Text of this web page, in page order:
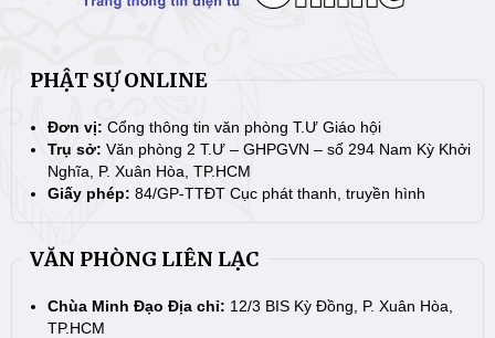
PHẬT SỰ ONLINE
Đơn vị: Cổng thông tin văn phòng T.Ư Giáo hội
Trụ sở: Văn phòng 2 T.Ư – GHPGVN – số 294 Nam Kỳ Khởi
Nghĩa, P. Xuân Hòa, TP.HCM
Giấy phép: 84/GP-TTĐT Cục phát thanh, truyền hình
VĂN PHÒNG LIÊN LẠC
Chùa Minh Đạo Địa chỉ: 12/3 BIS Kỳ Đồng, P. Xuân Hòa,
TP.HCM